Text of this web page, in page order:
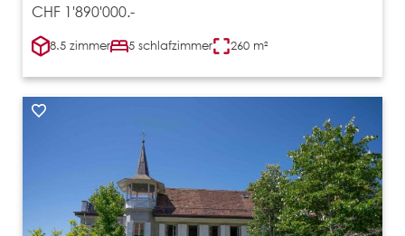
CHF 1'890'000.-
8.5 zimmer 5 schlafzimmer 260 m²